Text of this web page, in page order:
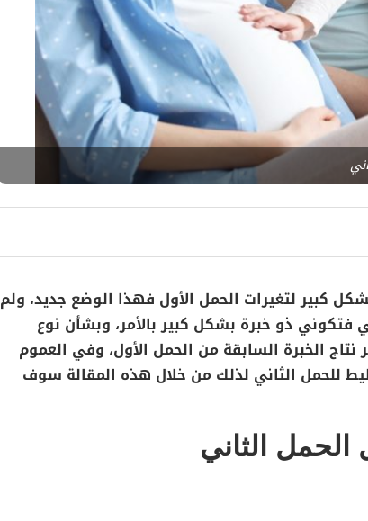
كبير لتغيرات الحمل الأول فهذا الوضع جديد، ولم
ذو خبرة بشكل كبير بالأمر، وبشأن نوع
الخبرة السابقة من الحمل الأول، وفي العموم
للحمل الثاني لذلك من خلال هذه المقالة سوف
الحمل الثاني